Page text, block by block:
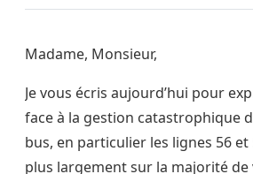
Madame, Monsieur,
Je vous écris aujourd’hui pour
face à la gestion catastrophique
bus, en particulier les lignes 56 et
plus largement sur la majorité de